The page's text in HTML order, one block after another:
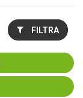
FILTRA